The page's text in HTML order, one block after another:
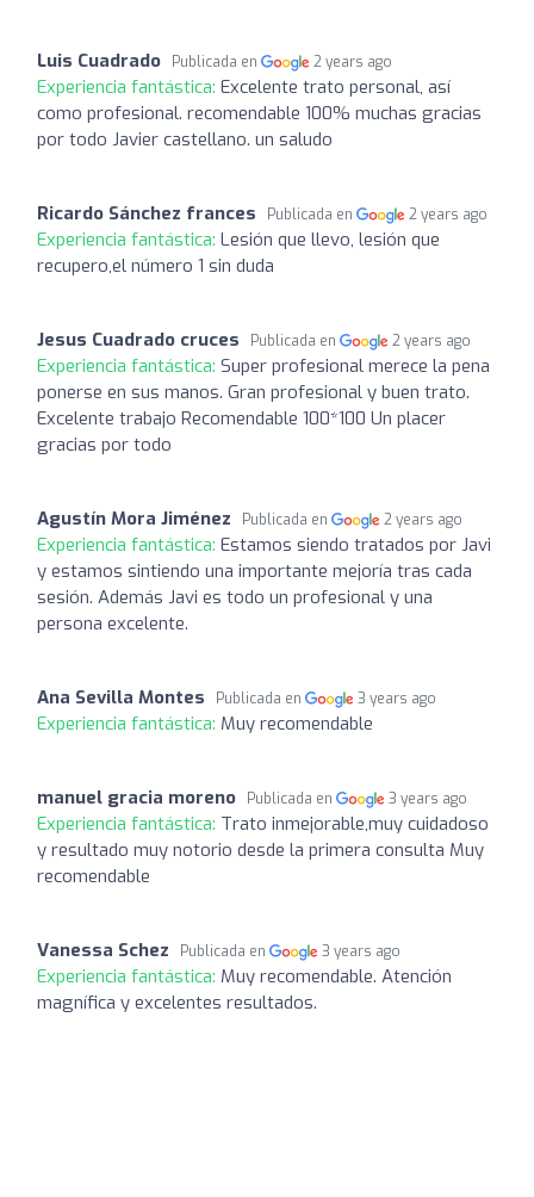
Luis Cuadrado Publicada en 2 years ago
Experiencia fantástica: Excelente trato personal, así
como profesional. recomendable 100% muchas gracias
por todo Javier castellano. un saludo
Ricardo Sánchez frances Publicada en 2 years ago
Experiencia fantástica: Lesión que llevo, lesión que
recupero,el número 1 sin duda
Jesus Cuadrado cruces Publicada en 2 years ago
Experiencia fantástica: Super profesional merece la pena
ponerse en sus manos. Gran profesional y buen trato.
Excelente trabajo Recomendable 100*100 Un placer
gracias por todo
Agustín Mora Jiménez Publicada en 2 years ago
Experiencia fantástica: Estamos siendo tratados por Javi
y estamos sintiendo una importante mejoría tras cada
sesión. Además Javi es todo un profesional y una
persona excelente.
Ana Sevilla Montes Publicada en 3 years ago
Experiencia fantástica: Muy recomendable
manuel gracia moreno Publicada en 3 years ago
Experiencia fantástica: Trato inmejorable,muy cuidadoso
y resultado muy notorio desde la primera consulta Muy
recomendable
Vanessa Schez Publicada en 3 years ago
Experiencia fantástica: Muy recomendable. Atención
magnífica y excelentes resultados.